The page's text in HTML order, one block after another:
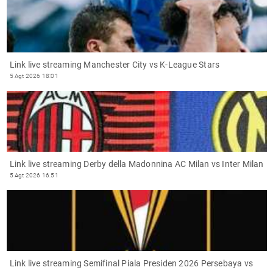
Link live streaming Manchester City vs K-League Stars
5 Agt 2026 18:01
Link live streaming Derby della Madonnina AC Milan vs Inter Milan
5 Agt 2026 16:51
Link live streaming Semifinal Piala Presiden 2026 Persebaya vs